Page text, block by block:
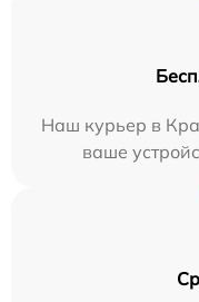
Наш курьер в
ваше